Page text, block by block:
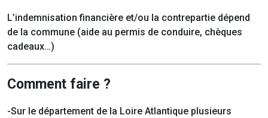
L’indemnisation financière et/ou la contrepartie dépend
de la commune (aide au permis de conduire, chèques
cadeaux…)
Comment faire ?
-Sur le département de la Loire Atlantique plusieurs